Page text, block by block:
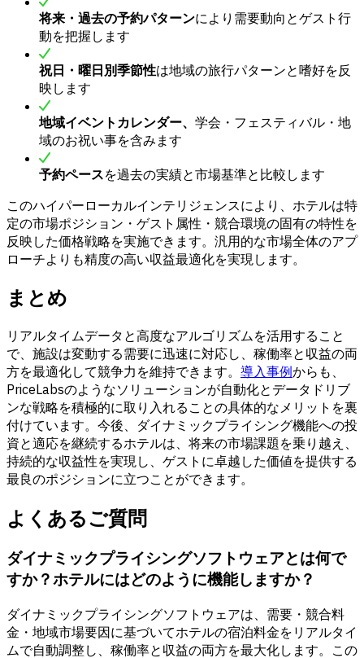
将来・過去の予約パターンにより需要動向とゲスト行
動を把握します
祝日・曜日別季節性は地域の旅行パターンと嗜好を反
映します
地域イベントカレンダー、 学会・フェスティバル・地
域のお祝い事を含みます
予約ペースを過去の実績と市場基準と比較します
このハイパーローカルインテリジェンスにより、ホテルは特
定の市場ポジション・ゲスト属性・競合環境の固有の特性を
反映した価格戦略を実施できます。汎用的な市場全体のアプ
ローチよりも精度の高い収益最適化を実現します。
まとめ
リアルタイムデータと高度なアルゴリズムを活用すること
で、施設は変動する需要に迅速に対応し、稼働率と収益の両
方を最適化して競争力を維持できます。 導入事例からも、
PriceLabsのようなソリューションが自動化とデータドリブ
ンな戦略を積極的に取り入れることの具体的なメリットを裏
付けています。今後、ダイナミックプライシング機能への投
資と適応を継続するホテルは、将来の市場課題を乗り越え、
持続的な収益性を実現し、ゲストに卓越した価値を提供する
最良のポジションに立つことができます。
よくあるご質問
ダイナミックプライシングソフトウェアとは何で
すか？ホテルにはどのように機能しますか？
ダイナミックプライシングソフトウェアは、需要・競合料
金・地域市場要因に基づいてホテルの宿泊料金をリアルタイ
ムで自動調整し、稼働率と収益の両方を最大化します。この